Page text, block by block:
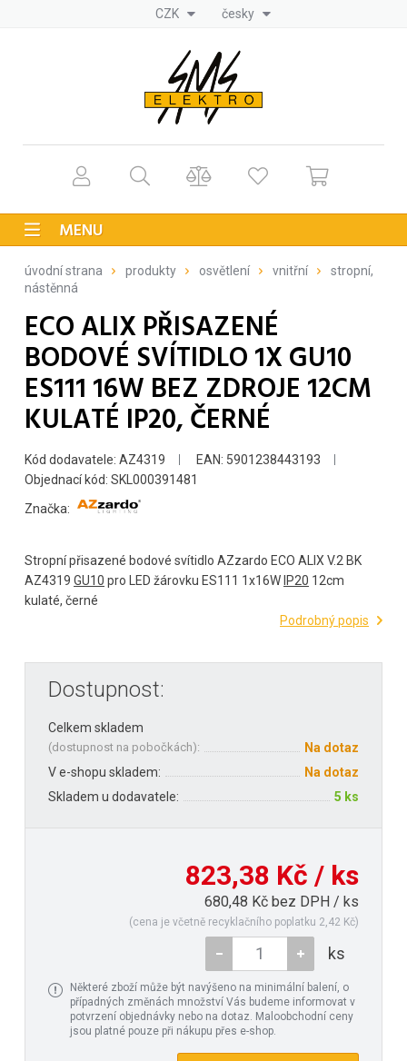
CZK česky
MENU
úvodní strana produkty osvětlení vnitřní
stropní,
nástěnná
ECO ALIX PŘISAZENÉ
BODOVÉ SVÍTIDLO 1X GU10
ES111 16W BEZ ZDROJE 12CM
KULATÉ IP20, ČERNÉ
Kód dodavatele: AZ4319
EAN: 5901238443193
Objednací kód: SKL000391481
Značka:
Stropní přisazené bodové svítidlo AZzardo ECO ALIX V.2 BK
AZ4319 GU10 pro LED žárovku ES111 1x16W IP20 12cm
kulaté, černé
Podrobný popis
Dostupnost:
Celkem skladem
(dostupnost na pobočkách):
Na dotaz
V e-shopu skladem:
Na dotaz
Skladem u dodavatele:
5 ks
823,38 Kč / ks
680,48 Kč bez DPH / ks
(cena je včetně recyklačního poplatku 2,42 Kč)
ks
Některé zboží může být navýšeno na minimální balení, o
případných změnách množství Vás budeme informovat v
potvrzení objednávky nebo na dotaz. Maloobchodní ceny
jsou platné pouze při nákupu přes e-shop.